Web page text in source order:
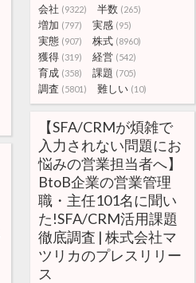
会社 (9322) 半数 (265)
増加 (797) 実感 (95)
実態 (907) 株式 (8960)
獲得 (319) 経営 (542)
育成 (358) 課題 (705)
調査 (5801) 難しい (10)
【SFA/CRMが煩雑で
入力されない問題にお
悩みの営業担当者へ】
BtoB企業の営業管理
職・主任101名に聞い
た!SFA/CRM活用課題
徹底調査 | 株式会社マ
ツリカのプレスリリー
ス